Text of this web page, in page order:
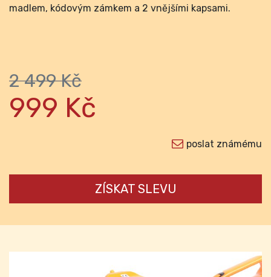
madlem, kódovým zámkem a 2 vnějšími kapsami.
2 499 Kč
999 Kč
poslat známému
ZÍSKAT SLEVU